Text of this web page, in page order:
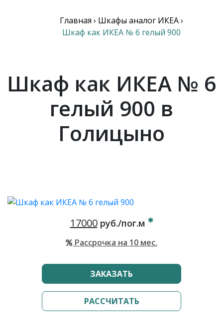
Главная › Шкафы аналог ИКЕА›
Шкаф как ИКЕА № 6 гелый 900
Шкаф как ИКЕА № 6
гелый 900 в
Голицыно
17000руб./пог.м
Рассрочка на 10 мес.
ЗАКАЗАТЬ
РАССЧИТАТЬ